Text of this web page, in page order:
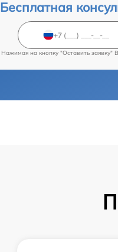
Бесплатная
Нажимая на кнопку "Оставить заявку"